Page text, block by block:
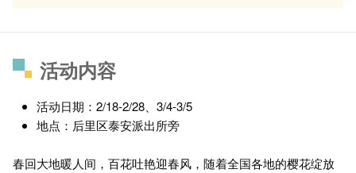
活动内容
活动日期：2/18-2/28、3/4-3/5
地点：后里区泰安派出所旁
春回大地暖人间，百花吐艳迎春风，随着全国各地的樱花绽放